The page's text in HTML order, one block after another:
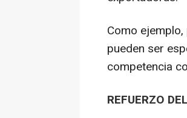
Como
pueden ser
competencia
REFUERZO